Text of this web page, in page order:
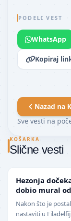
PODELI VEST
WhatsApp
Kopiraj
Nazad na
Sve vesti na
KOŠARKA
Slične vesti
Hezonja
dobio mural
Nakon što je
nastaviti u